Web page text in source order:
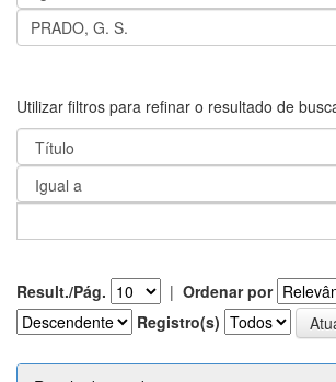
Utilizar filtros para refinar o resultado de
Result./Pág. | Ordenar por
Registro(s)